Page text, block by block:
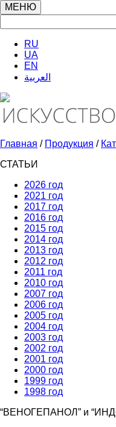
МЕНЮ
RU
UA
EN
العربية
Главная / Продукция /
СТАТЬИ
2026 год
2021 год
2017 год
2016 год
2015 год
2014 год
2013 год
2012 год
2011 год
2010 год
2007 год
2006 год
2005 год
2004 год
2003 год
2002 год
2001 год
2000 год
1999 год
1998 год
“ВЕНОГЕПАНОЛ” и